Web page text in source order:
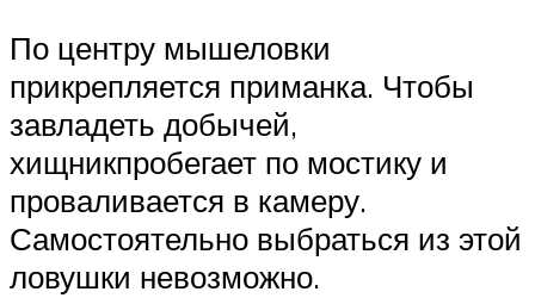
По центру мышеловки
прикрепляется приманка. Чтобы
завладеть добычей,
хищникпробегает по мостику и
проваливается в камеру.
Самостоятельно выбраться из этой
ловушки невозможно.